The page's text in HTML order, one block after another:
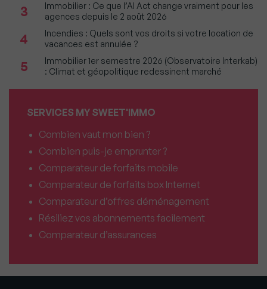
3
Immobilier : Ce que l’AI Act change vraiment pour les
agences depuis le 2 août 2026
4
Incendies : Quels sont vos droits si votre location de
vacances est annulée ?
5
Immobilier 1er semestre 2026 (Observatoire Interkab)
: Climat et géopolitique redessinent marché
SERVICES MY SWEET'IMMO
Combien vaut mon bien ?
Combien puis-je emprunter ?
Comparateur de forfaits mobile
Comparateur de forfaits box Internet
Comparateur d’offres déménagement
Résiliez vos abonnements facilement
Comparateur d’assurances